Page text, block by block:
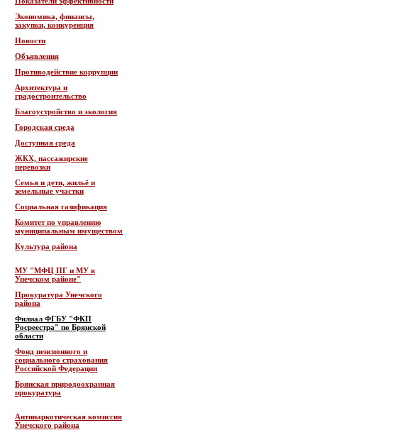
Экономика, финансы,
закупки, конкуренция
Новости
Объявления
Противодействие коррупции
Архитектура и
градостроительство
Благоустройство и экология
Городская среда
Доступная среда
ЖКХ, пассажирские
перевозки
Семья и дети, жильё и
земельные участки
Социальная газификация
Комитет по управлению
муниципальным имуществом
Культура района
МУ "МФЦ ПГ и МУ в
Унечском районе"
Прокуратура Унечского
района
Филиал ФГБУ "ФКП
Росреестра" по Брянской
области
Фонд пенсионного и
социального страхования
Российской Федерации
Брянская природоохранная
прокуратура
Антинаркотическая комиссия
Унечского района